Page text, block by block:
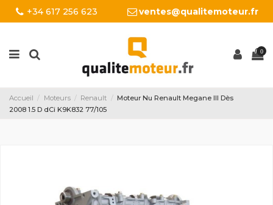
+34 617 256 623 ventes@qualitemoteur.fr
0
Accueil Moteurs Renault
Moteur Nu Renault Megane III Dès
2008 1.5 D dCi K9K832 77/105